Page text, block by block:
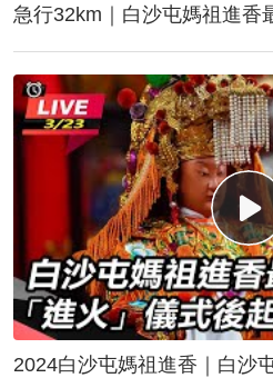
急行32km｜白沙屯媽祖進香
2024白沙屯媽祖進香｜白沙